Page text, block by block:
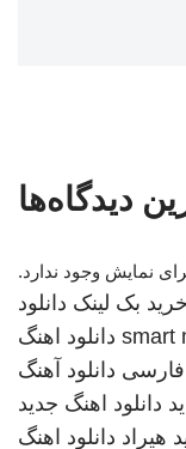
دیدگاه‌ها
نمایش وجود ندارد.
خرید بک لینک دانلود
smart دانلود اهنگ
فارسی دانلود آهنگ
دانلود اهنگ جدید
هیراد دانلود اهنگ